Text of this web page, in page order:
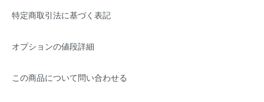
特定商取引法に基づく表記
オプションの値段詳細
この商品について問い合わせる